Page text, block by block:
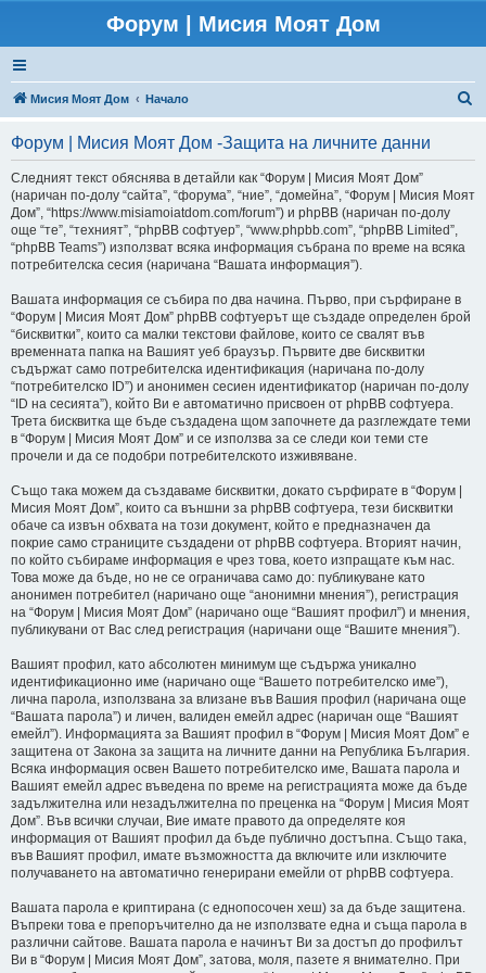
Форум | Мисия Моят Дом
Мисия Моят Дом Начало
Форум | Мисия Моят Дом -Защита на личните данни
Следният текст обяснява в детайли как “Форум | Мисия Моят Дом”
(наричан по-долу “сайта”, “форума”, “ниe”, “домейна”, “Форум | Мисия Моят
Дом”, “https://www.misiamoiatdom.com/forum”) и phpBB (наричан по-долу
още “те”, “техният”, “phpBB софтуер”, “www.phpbb.com”, “phpBB Limited”,
“phpBB Teams”) използват всяка информация събрана по време на всяка
потребителска сесия (наричана “Вашата информация”).
Вашата информация се събира по два начина. Първо, при сърфиране в
“Форум | Мисия Моят Дом” phpBB софтуерът ще създаде определен брой
“бисквитки”, които са малки текстови файлове, които се свалят във
временната папка на Вашият уеб браузър. Първите две бисквитки
съдържат само потребителска идентификация (наричана по-долу
“потребителско ID”) и анонимен сесиен идентификатор (наричан по-долу
“ID на сесията”), който Ви е автоматично присвоен от phpBB софтуера.
Трета бисквитка ще бъде създадена щом започнете да разглеждате теми
в “Форум | Мисия Моят Дом” и се използва за се следи кои теми сте
прочели и да се подобри потребителското изживяване.
Също така можем да създаваме бисквитки, докато сърфирате в “Форум |
Мисия Моят Дом”, които са външни за phpBB софтуера, тези бисквитки
обаче са извън обхвата на този документ, който е предназначен да
покрие само страниците създадени от phpBB софтуера. Вторият начин,
по който събираме информация е чрез това, което изпращате към нас.
Това може да бъде, но не се ограничава само до: публикуване като
анонимен потребител (наричано още “анонимни мнения”), регистрация
на “Форум | Мисия Моят Дом” (наричано още “Вашият профил”) и мнения,
публикувани от Вас след регистрация (наричани още “Вашите мнения”).
Вашият профил, като абсолютен минимум ще съдържа уникално
идентификационно име (наричано още “Вашето потребителско име”),
лична парола, използвана за влизане във Вашия профил (наричана още
“Вашата парола”) и личен, валиден емейл адрес (наричан още “Вашият
емейл”). Информацията за Вашият профил в “Форум | Мисия Моят Дом” е
защитена от Закона за защита на личните данни на Република България.
Всяка информация освен Вашето потребителско име, Вашата парола и
Вашият емейл адрес въведена по време на регистрацията може да бъде
задължителна или незадължителна по преценка на “Форум | Мисия Моят
Дом”. Във всички случаи, Вие имате правото да определяте коя
информация от Вашият профил да бъде публично достъпна. Също така,
във Вашият профил, имате възможността да включите или изключите
получаването на автоматично генерирани емейли от phpBB софтуера.
Вашата парола е криптирана (с еднопосочен хеш) за да бъде защитена.
Въпреки това е препоръчително да не използвате една и съща парола в
различни сайтове. Вашата парола е начинът Ви за достъп до профилът
Ви в “Форум | Мисия Моят Дом”, затова, моля, пазете я внимателно. При